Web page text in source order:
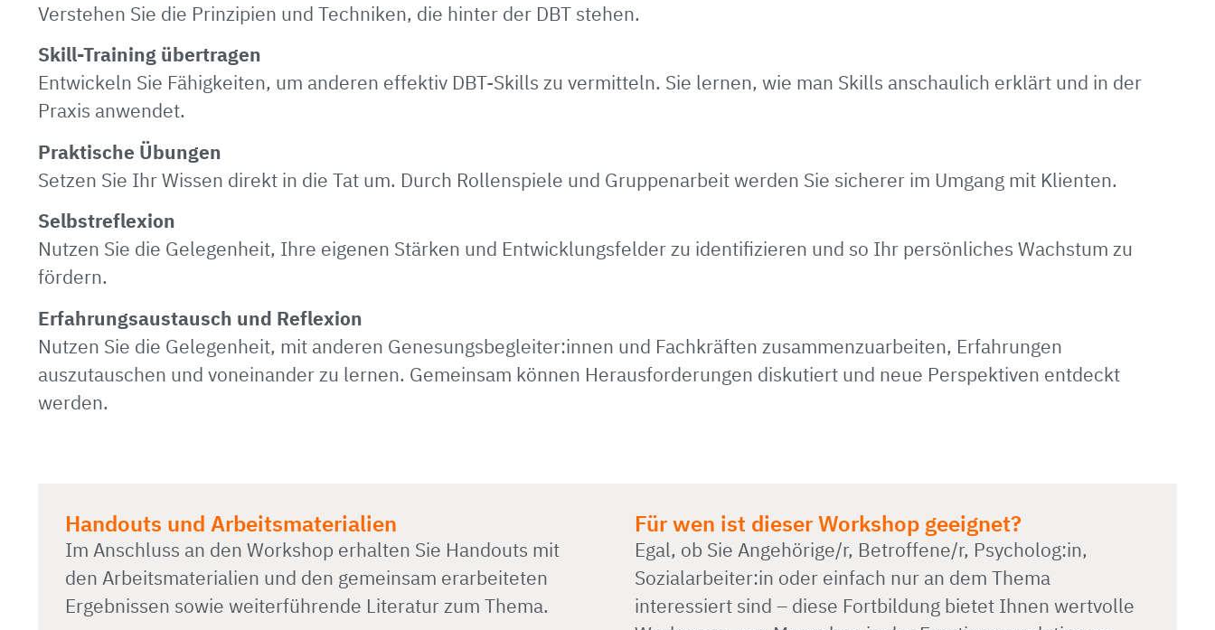
Verstehen Sie die Prinzipien und Techniken, die hinter der DBT stehen.
Skill-Training übertragen
Entwickeln Sie Fähigkeiten, um anderen effektiv DBT-Skills zu vermitteln. Sie lernen, wie man Skills anschaulich erklärt und in der
Praxis anwendet.
Praktische Übungen
Setzen Sie Ihr Wissen direkt in die Tat um. Durch Rollenspiele und Gruppenarbeit werden Sie sicherer im Umgang mit Klienten.
Selbstreflexion
Nutzen Sie die Gelegenheit, Ihre eigenen Stärken und Entwicklungsfelder zu identifizieren und so Ihr persönliches Wachstum zu
fördern.
Erfahrungsaustausch und Reflexion
Nutzen Sie die Gelegenheit, mit anderen Genesungsbegleiter:innen und Fachkräften zusammenzuarbeiten, Erfahrungen
auszutauschen und voneinander zu lernen. Gemeinsam können Herausforderungen diskutiert und neue Perspektiven entdeckt
werden.
Handouts und Arbeitsmaterialien
Im Anschluss an den Workshop erhalten Sie Handouts mit
den Arbeitsmaterialien und den gemeinsam erarbeiteten
Ergebnissen sowie weiterführende Literatur zum Thema.
Für wen ist dieser Workshop geeignet?
Egal, ob Sie Angehörige/r, Betroffene/r, Psycholog:in,
Sozialarbeiter:in oder einfach nur an dem Thema
interessiert sind – diese Fortbildung bietet Ihnen wertvolle